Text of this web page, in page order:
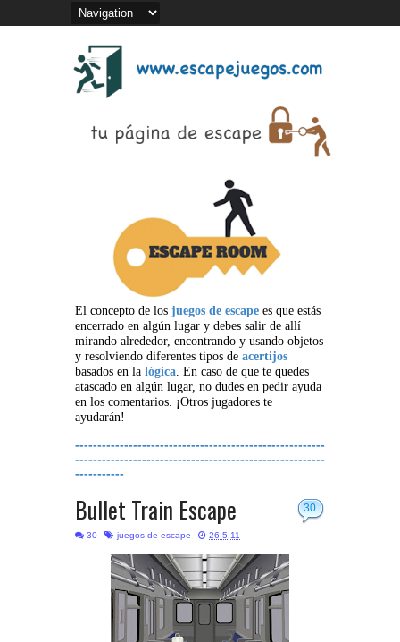
El concepto de los juegos de escape es que estás
encerrado en algún lugar y debes salir de allí
mirando alrededor, encontrando y usando objetos
y resolviendo diferentes tipos de acertijos
basados en la lógica. En caso de que te quedes
atascado en algún lugar, no dudes en pedir ayuda
en los comentarios. ¡Otros jugadores te
ayudarán!
--------------------------------------------------------
--------------------------------------------------------
-----------
30
Bullet Train Escape
30 juegos de escape 26.5.11